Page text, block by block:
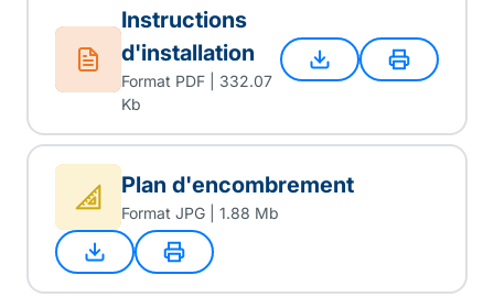
Instructions
d'installation
Format PDF | 332.07
Kb
Plan d'encombrement
Format JPG | 1.88 Mb